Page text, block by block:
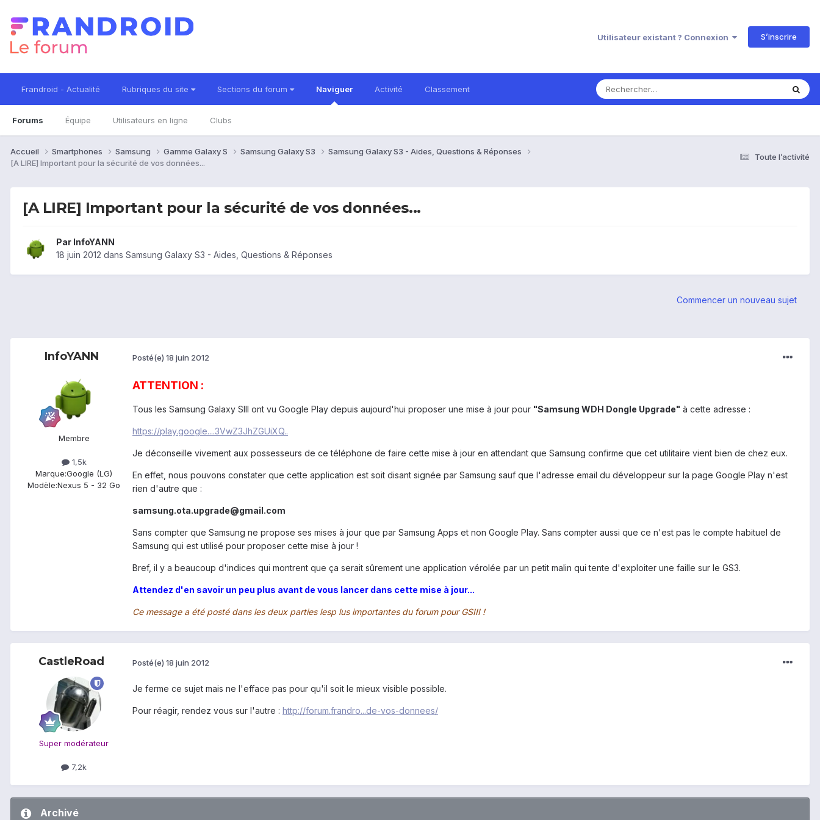
Utilisateur existant ? Connexion S’inscrire
Frandroid - Actualité Rubriques du site Sections du forum Naviguer
Forums Équipe Utilisateurs en ligne Clubs
Activité Classement
Toute l’activité
Accueil Smartphones Samsung Gamme Galaxy S Samsung Galaxy S3
Samsung Galaxy S3 - Aides, Questions & Réponses
[A LIRE] Important pour la sécurité de vos données...
[A LIRE] Important pour la sécurité de vos données...
Par InfoYANN
18 juin 2012 dans Samsung Galaxy S3 - Aides, Questions & Réponses
Commencer un nouveau sujet
InfoYANN
Membre
1,5k
Marque:Google (LG)
Modèle:Nexus 5 - 32 Go
Posté(e) 18 juin 2012
ATTENTION :
Tous les Samsung Galaxy SIII ont vu Google Play depuis aujourd'hui proposer une mise à jour pour "Samsung WDH Dongle Upgrade" à cette adresse :
https://play.google....3VwZ3JhZGUiXQ..
Je déconseille vivement aux possesseurs de ce téléphone de faire cette mise à jour en attendant que Samsung confirme que cet utilitaire vient bien de chez eux.
En effet, nous pouvons constater que cette application est soit disant signée par Samsung sauf que l'adresse email du développeur sur la page Google Play n'est
rien d'autre que :
samsung.ota.upgrade@gmail.com
Sans compter que Samsung ne propose ses mises à jour que par Samsung Apps et non Google Play. Sans compter aussi que ce n'est pas le compte habituel de
Samsung qui est utilisé pour proposer cette mise à jour !
Bref, il y a beaucoup d'indices qui montrent que ça serait sûrement une application vérolée par un petit malin qui tente d'exploiter une faille sur le GS3.
Attendez d'en savoir un peu plus avant de vous lancer dans cette mise à jour...
Ce message a été posté dans les deux parties lesp lus importantes du forum pour GSIII !
CastleRoad
Super modérateur
7,2k
Posté(e) 18 juin 2012
Je ferme ce sujet mais ne l'efface pas pour qu'il soit le mieux visible possible.
Pour réagir, rendez vous sur l'autre : http://forum.frandro...de-vos-donnees/
Archivé